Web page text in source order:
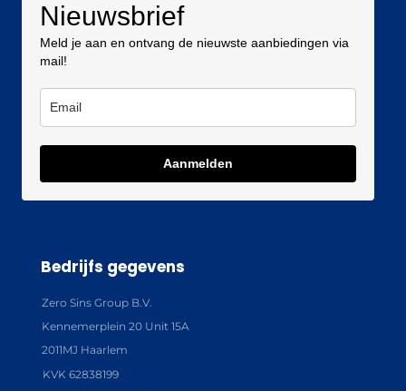
Nieuwsbrief
Meld je aan en ontvang de nieuwste aanbiedingen via
mail!
Aanmelden
Bedrijfs gegevens
Zero Sins Group B.V.
Kennemerplein 20 Unit 15A
2011MJ Haarlem
KVK 62838199